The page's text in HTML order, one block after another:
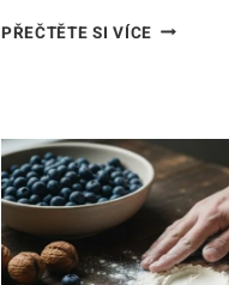
PŘEČTĚTE SI VÍCEALERGIE
A
ROZDÍL
OD
CELIAKIE